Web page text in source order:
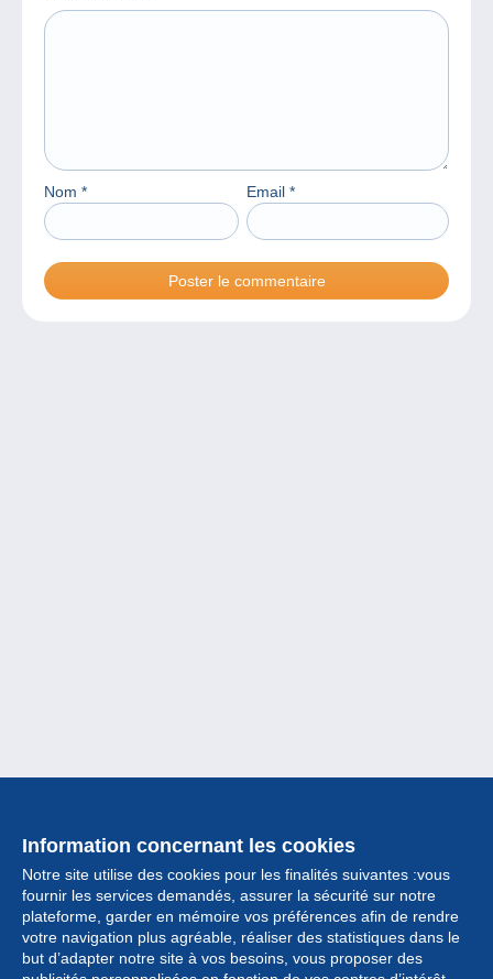
Nom * Email *
Information concernant les cookies
Notre site utilise des cookies pour les finalités suivantes :vous
fournir les services demandés, assurer la sécurité sur notre
plateforme, garder en mémoire vos préférences afin de rendre
votre navigation plus agréable, réaliser des statistiques dans le
but d’adapter notre site à vos besoins, vous proposer des
Collection